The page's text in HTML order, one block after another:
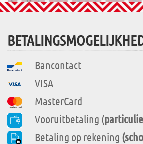
Bancontact
VISA
MasterCard
Vooruitbetaling (
Betaling op rekening